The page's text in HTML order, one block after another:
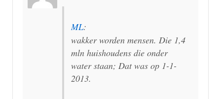
ML:
wakker worden mensen. Die 1,4
mln huishoudens die onder
water staan; Dat was op 1-1-
2013.